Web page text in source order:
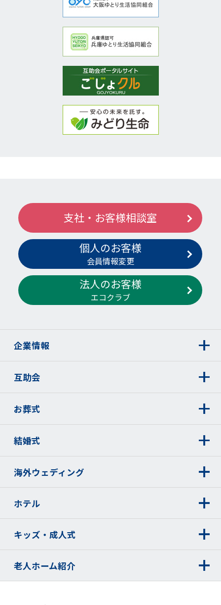
支社・お客様相談室
個人のお客様
会員情報変更
法人のお客様
エコクラブ
企業情報
互助会
お葬式
結婚式
海外ウェディング
ホテル
キッズ・成人式
老人ホーム紹介